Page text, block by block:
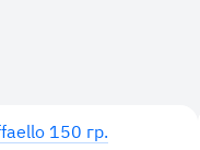
150 гр.